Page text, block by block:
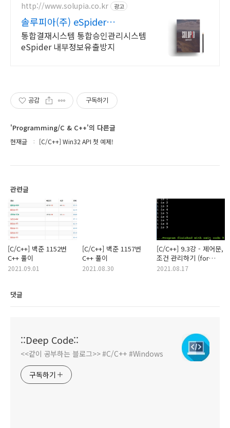
while ( GetMessage(&Message, 0,
//여기서 메시지를 받고 처리한다.
LRESULT CALLBACK WndProc (HWND hWnd, UINT iMessage,
PostQuitMessage(0);
return 0;
http://www.solupia.co.kr 광고
솔루피아(주) eSpider
ESPIDER,API
통합결재시스템 통합승인관리시스템
eSpider 내부정보유출방지
공감 구독하기
'Programming/C & C++'의 다른글
현재글 [C/C++] Win32 API 첫 예제!
관련글
[C/C++] 백준 1152번
C++ 풀이
2021.09.01
[C/C++] 백준 1157번
C++ 풀이
2021.08.30
[C/C++] 9.3강 - 제어문,
조건 관리하기 (for
사용법)
2021.08.17
댓글
::Deep Code::
<<같이 공부하는 블로그>> #C/C++ #Windows
구독하기